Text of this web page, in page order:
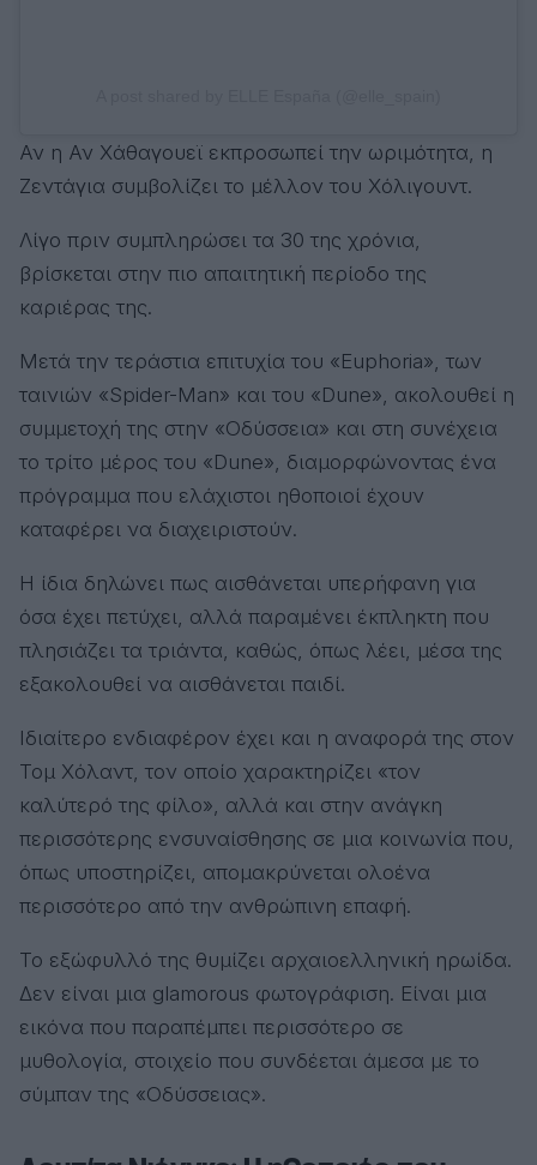
Αν η Αν Χάθαγουεϊ εκπροσωπεί την ωριμότητα, η
Ζεντάγια συμβολίζει το μέλλον του Χόλιγουντ.
Λίγο πριν συμπληρώσει τα 30 της χρόνια,
βρίσκεται στην πιο απαιτητική περίοδο της
καριέρας της.
Μετά την τεράστια επιτυχία του «Euphoria», των
ταινιών «Spider-Man» και του «Dune», ακολουθεί η
συμμετοχή της στην «Οδύσσεια» και στη συνέχεια
το τρίτο μέρος του «Dune», διαμορφώνοντας ένα
πρόγραμμα που ελάχιστοι ηθοποιοί έχουν
καταφέρει να διαχειριστούν.
Η ίδια δηλώνει πως αισθάνεται υπερήφανη για
όσα έχει πετύχει, αλλά παραμένει έκπληκτη που
πλησιάζει τα τριάντα, καθώς, όπως λέει, μέσα της
εξακολουθεί να αισθάνεται παιδί.
Ιδιαίτερο ενδιαφέρον έχει και η αναφορά της στον
Τομ Χόλαντ, τον οποίο χαρακτηρίζει «τον
καλύτερό της φίλο», αλλά και στην ανάγκη
περισσότερης ενσυναίσθησης σε μια κοινωνία που,
όπως υποστηρίζει, απομακρύνεται ολοένα
περισσότερο από την ανθρώπινη επαφή.
Το εξώφυλλό της θυμίζει αρχαιοελληνική ηρωίδα.
Δεν είναι μια glamorous φωτογράφιση. Είναι μια
εικόνα που παραπέμπει περισσότερο σε
μυθολογία, στοιχείο που συνδέεται άμεσα με το
σύμπαν της «Οδύσσειας».